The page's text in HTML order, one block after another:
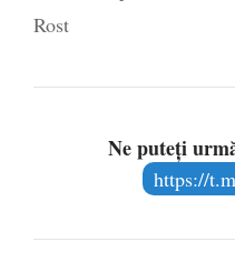
Rost
Ne puteți
https://